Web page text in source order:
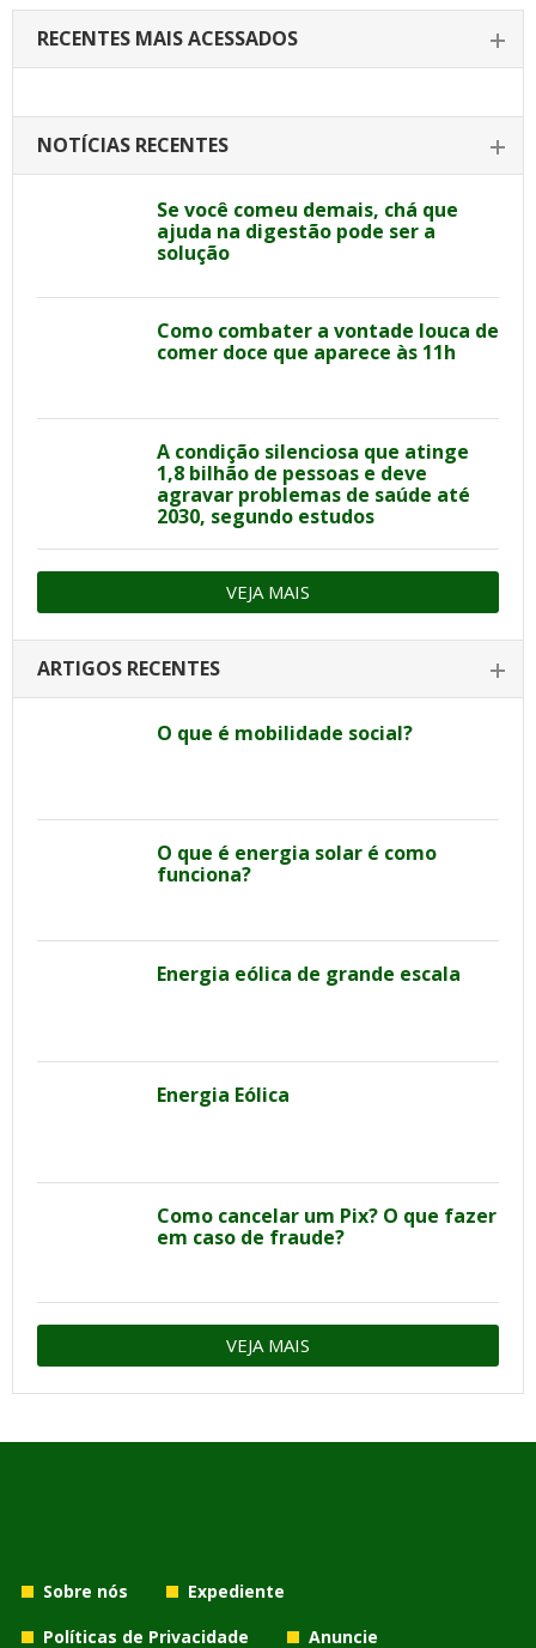
RECENTES MAIS ACESSADOS
NOTÍCIAS RECENTES
Se você comeu demais, chá que
ajuda na digestão pode ser a
solução
Como combater a vontade louca de
comer doce que aparece às 11h
A condição silenciosa que atinge
1,8 bilhão de pessoas e deve
agravar problemas de saúde até
2030, segundo estudos
VEJA MAIS
ARTIGOS RECENTES
O que é mobilidade social?
O que é energia solar é como
funciona?
Energia eólica de grande escala
Energia Eólica
Como cancelar um Pix? O que fazer
em caso de fraude?
VEJA MAIS
Sobre nós
Expediente
Políticas de Privacidade
Anuncie